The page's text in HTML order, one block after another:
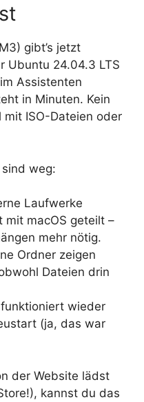
gibt’s jetzt
Ubuntu 24.04.3 LTS
Assistenten
in Minuten. Kein
ISO-Dateien oder
weg:
Laufwerke
macOS geteilt –
mehr nötig.
Ordner zeigen
Dateien drin
wieder
(ja, das war
der Website lädst
kannst du das